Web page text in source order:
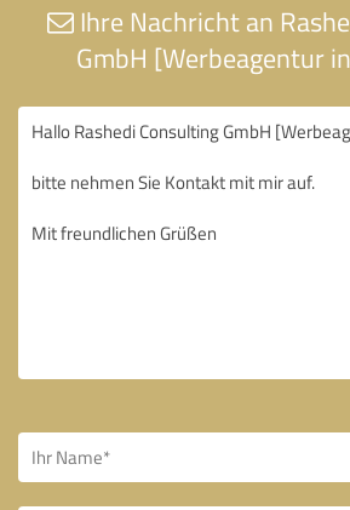
Ihre Nachricht an
GmbH [Werbeagentur